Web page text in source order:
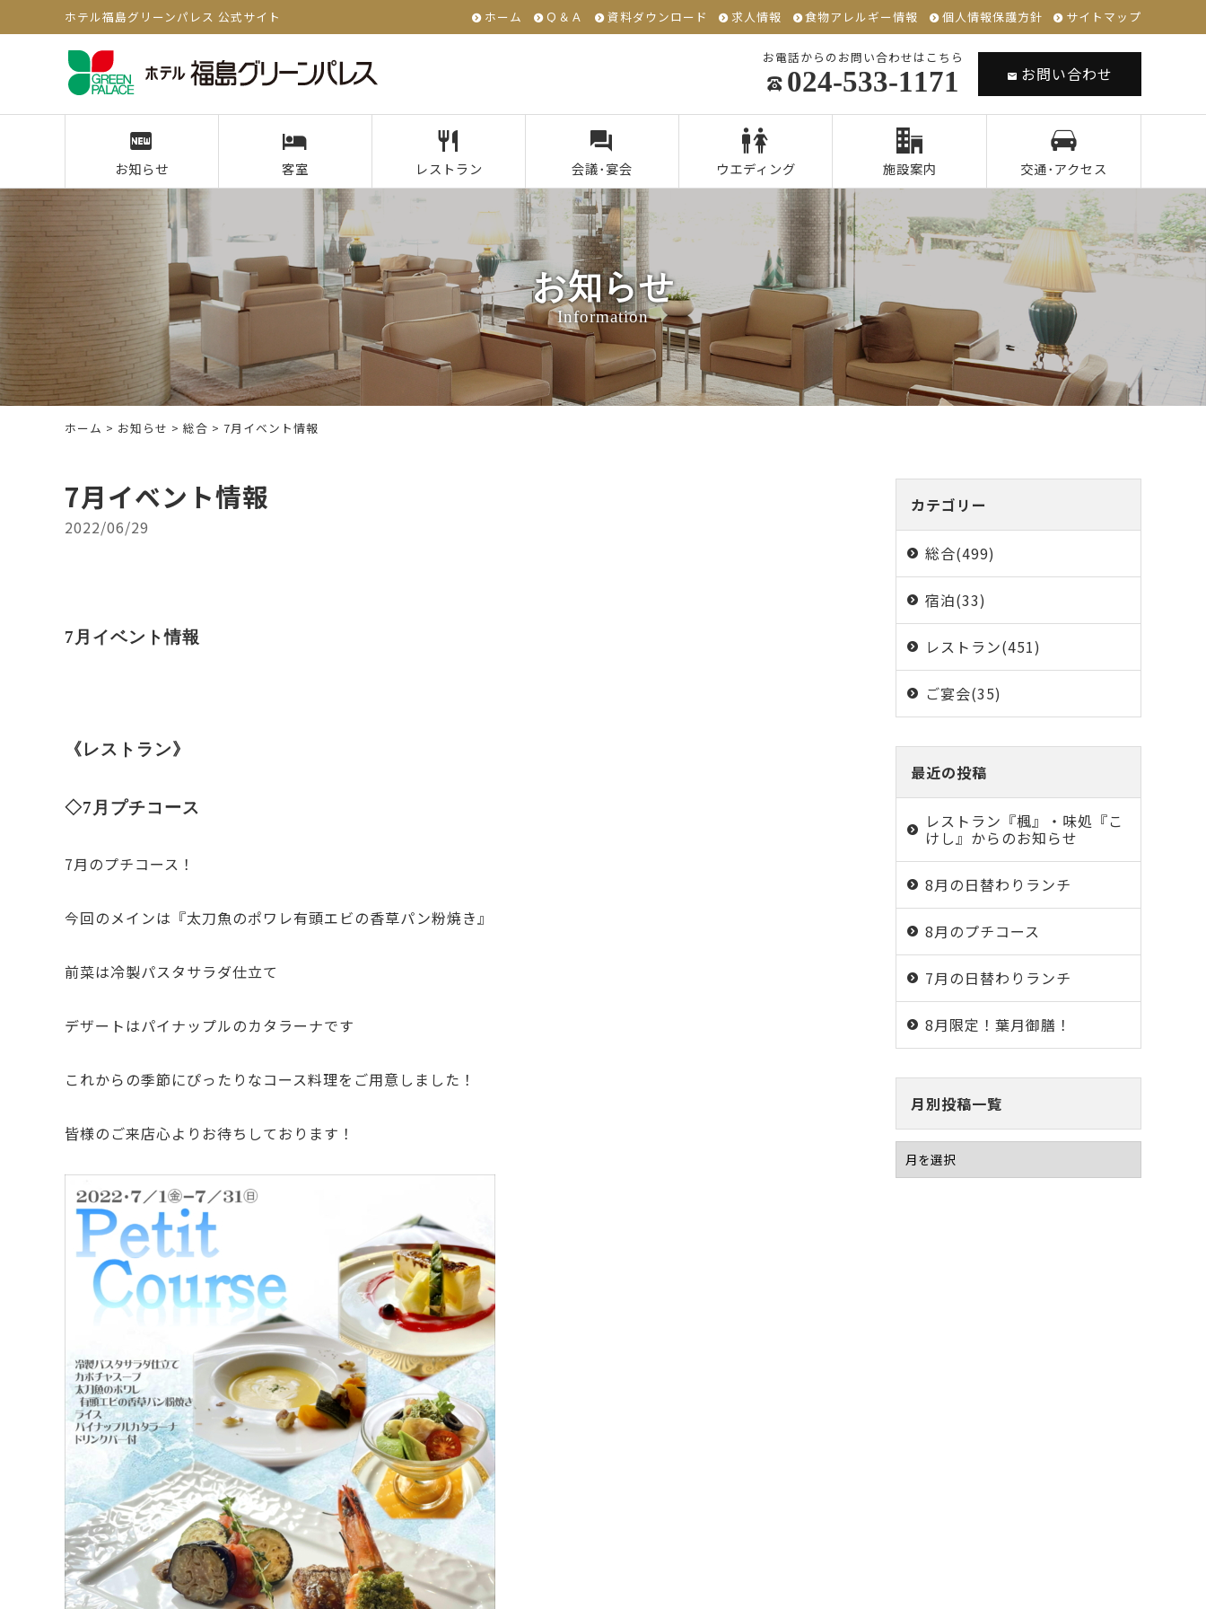
ホテル福島グリーンパレス 公式サイト ホーム Ｑ＆Ａ 資料ダウンロード 求人情報 食物アレルギー情報 個人情報保護方針 サイトマップ
お電話からのお問い合わせはこちら
024-533-1171 お問い合わせ
お知らせ 客室 レストラン 会議･宴会 ウエディング 施設案内 交通･アクセス
お知らせ
Information
ホーム > お知らせ > 総合 > 7月イベント情報
7月イベント情報
2022/06/29
7月イベント情報
《レストラン》
◇7月プチコース
7月のプチコース！
今回のメインは『太刀魚のポワレ有頭エビの香草パン粉焼き』
前菜は冷製パスタサラダ仕立て
デザートはパイナップルのカタラーナです
これからの季節にぴったりなコース料理をご用意しました！
皆様のご来店心よりお待ちしております！
カテゴリー
総合(499)
宿泊(33)
レストラン(451)
ご宴会(35)
最近の投稿
レストラン『楓』・味処『こ
けし』からのお知らせ
8月の日替わりランチ
8月のプチコース
7月の日替わりランチ
8月限定！葉月御膳！
月別投稿一覧